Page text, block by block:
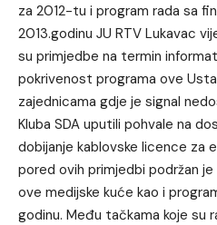
za 2012-tu i program rada sa
2013.godinu JU RTV Lukavac
su primjedbe na termin
pokrivenost programa ove
zajednicama gdje je signal
Kluba SDA uputili pohvale na
dobijanje kablovske licence za
pored ovih primjedbi podržan
ove medijske kuće kao i
godinu. Među tačkama koje su